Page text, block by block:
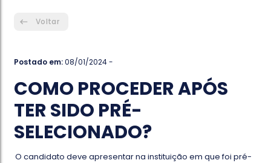
Voltar
Postado em:08/01/2024 -
COMO PROCEDER APÓS
TER SIDO PRÉ-
SELECIONADO?
O candidato deve apresentar na instituição em que foi pré-